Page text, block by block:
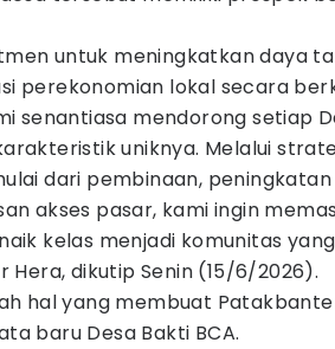
untuk meningkatkan daya
perekonomian lokal secara
senantiasa mendorong setiap
uniknya. Melalui
dari pembinaan, peningkatan
akses pasar, kami ingin
kelas menjadi komunitas
Hera, dikutip Senin (15/6/2026).
hal yang membuat
baru Desa Bakti BCA.